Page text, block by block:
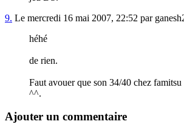
9. Le mercredi 16 mai 2007, 22:52 par
héhé
de rien.
Faut avouer que son 34/40 chez
^^.
Ajouter un commentaire